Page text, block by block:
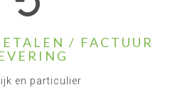
/ FACTUUR
en particulier